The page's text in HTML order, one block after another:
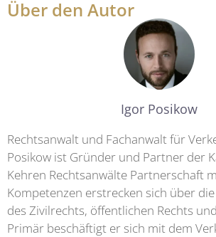
Über den Autor
Igor Posikow
Rechtsanwalt und Fachanwalt für
Posikow ist Gründer und Partner der
Kehren Rechtsanwälte Partnerschaft
Kompetenzen erstrecken sich über
des Zivilrechts, öffentlichen Rechts
Primär beschäftigt er sich mit dem